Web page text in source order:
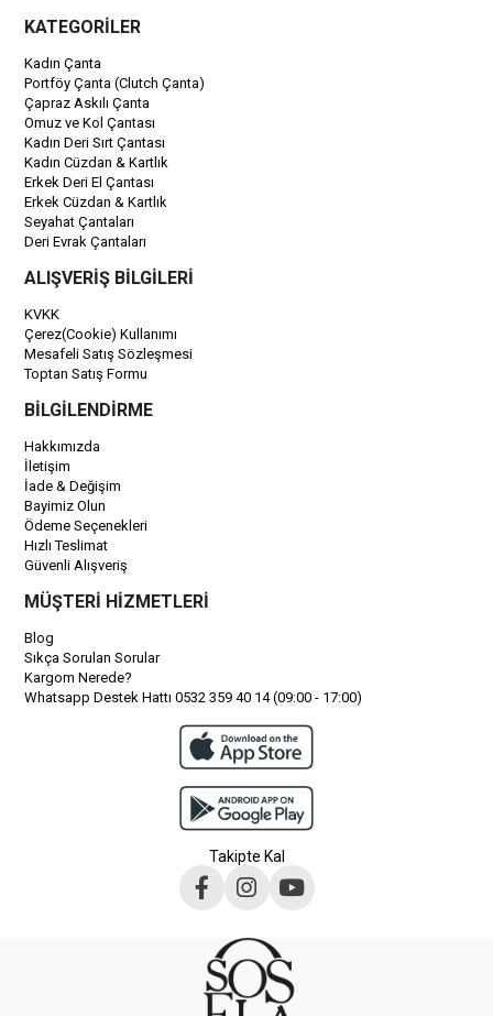
KATEGORİLER
Kadın Çanta
Portföy Çanta (Clutch Çanta)
Çapraz Askılı Çanta
Omuz ve Kol Çantası
Kadın Deri Sırt Çantası
Kadın Cüzdan & Kartlık
Erkek Deri El Çantası
Erkek Cüzdan & Kartlık
Seyahat Çantaları
Deri Evrak Çantaları
ALIŞVERİŞ BİLGİLERİ
KVKK
Çerez(Cookie) Kullanımı
Mesafeli Satış Sözleşmesi
Toptan Satış Formu
BİLGİLENDİRME
Hakkımızda
İletişim
İade & Değişim
Bayimiz Olun
Ödeme Seçenekleri
Hızlı Teslimat
Güvenli Alışveriş
MÜŞTERİ HİZMETLERİ
Blog
Sıkça Sorulan Sorular
Kargom Nerede?
Whatsapp Destek Hattı 0532 359 40 14 (09:00 - 17:00)
Takipte Kal